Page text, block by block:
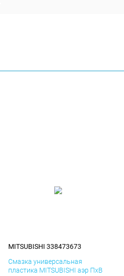
MITSUBISHI 338473673
Смазка универсальная
пластика MITSUBISHI аэр ПхВ